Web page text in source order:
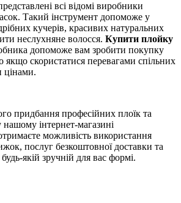
всі відомі виробники
Такий інструмент допоможе у
кучерів, красивих натуральних
неслухняне волосся. Купити плойку
допоможе вам зробити покупку
скористатися перевагами спільних
цінами.
придбання професійних плоїк та
нашому інтернет-магазині
можливість використання
послуг безкоштовної доставки та
якій зручній для вас формі.